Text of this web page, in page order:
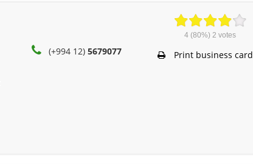
(+994 12)5679077
4 (80%) 2 votes
Print business card